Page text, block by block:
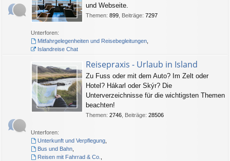
und Webseite.
Themen: 899 Beiträge: 7297
Unterforen:
Mitfahrgelegenheiten und Reisebegleitungen,
Islandreise Chat
Reisepraxis - Urlaub in Island
Zu Fuss oder mit dem Auto? Im Zelt oder
Hotel? Hákarl oder Skýr? Die
Unterverzeichnisse für die wichtigsten Themen
beachten!
Themen: 2746 Beiträge: 28506
Unterforen:
Unterkunft und Verpflegung,
Bus und Bahn,
Reisen mit Fahrrad & Co.